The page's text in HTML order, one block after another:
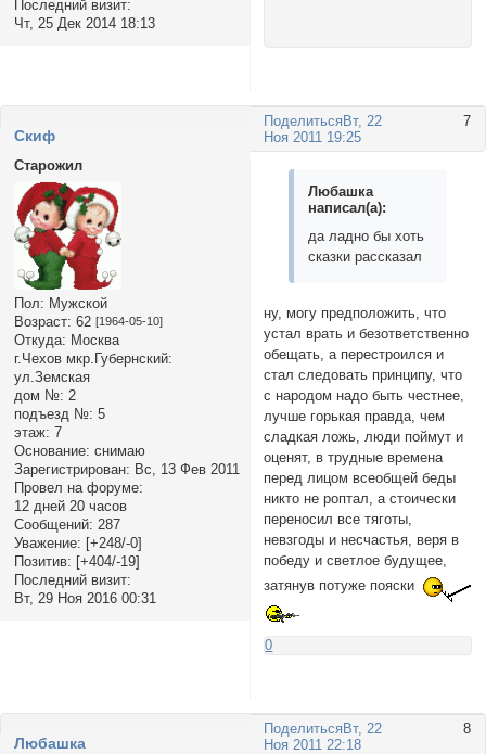
Последний визит:
Чт, 25 Дек 2014 18:13
Поделиться 7
Вт, 22
Ноя 2011 19:25
Cкиф
Старожил
Пол: Мужской
Возраст: 62 [1964-05-10]
Откуда: Москва
г.Чехов мкр.Губернский:
ул.Земская
дом №: 2
подъезд №: 5
этаж: 7
Основание: снимаю
Зарегистрирован: Вс, 13 Фев 2011
Провел на форуме:
12 дней 20 часов
Сообщений: 287
Уважение: [+248/-0]
Позитив: [+404/-19]
Последний визит:
Вт, 29 Ноя 2016 00:31
Любашка
написал(а):
да ладно бы хоть
сказки рассказал
ну, могу предположить, что
устал врать и безответственно
обещать, а перестроился и
стал следовать принципу, что
с народом надо быть честнее,
лучше горькая правда, чем
сладкая ложь, люди поймут и
оценят, в трудные времена
перед лицом всеобщей беды
никто не роптал, а стоически
переносил все тяготы,
невзгоды и несчастья, веря в
победу и светлое будущее,
затянув потуже пояски
0
Поделиться 8
Вт, 22
Ноя 2011 22:18
Любашка